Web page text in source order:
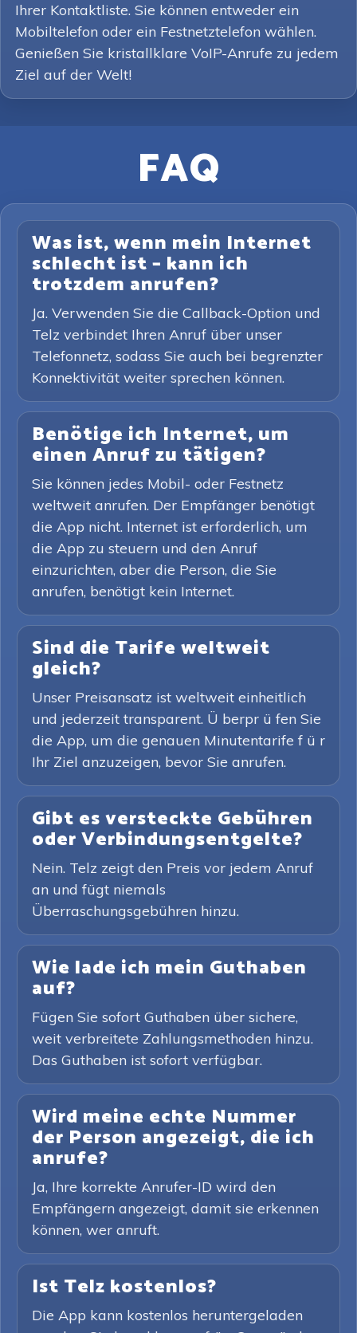
Ihrer Kontaktliste. Sie können entweder ein
Mobiltelefon oder ein Festnetztelefon wählen.
Genießen Sie kristallklare VoIP-Anrufe zu jedem
Ziel auf der Welt!
FAQ
Was ist, wenn mein Internet
schlecht ist – kann ich
trotzdem anrufen?
Ja. Verwenden Sie die Callback-Option und
Telz verbindet Ihren Anruf über unser
Telefonnetz, sodass Sie auch bei begrenzter
Konnektivität weiter sprechen können.
Benötige ich Internet, um
einen Anruf zu tätigen?
Sie können jedes Mobil- oder Festnetz
weltweit anrufen. Der Empfänger benötigt
die App nicht. Internet ist erforderlich, um
die App zu steuern und den Anruf
einzurichten, aber die Person, die Sie
anrufen, benötigt kein Internet.
Sind die Tarife weltweit
gleich?
Unser Preisansatz ist weltweit einheitlich
und jederzeit transparent. Ü berpr ü fen Sie
die App, um die genauen Minutentarife f ü r
Ihr Ziel anzuzeigen, bevor Sie anrufen.
Gibt es versteckte Gebühren
oder Verbindungsentgelte?
Nein. Telz zeigt den Preis vor jedem Anruf
an und fügt niemals
Überraschungsgebühren hinzu.
Wie lade ich mein Guthaben
auf?
Fügen Sie sofort Guthaben über sichere,
weit verbreitete Zahlungsmethoden hinzu.
Das Guthaben ist sofort verfügbar.
Wird meine echte Nummer
der Person angezeigt, die ich
anrufe?
Ja, Ihre korrekte Anrufer-ID wird den
Empfängern angezeigt, damit sie erkennen
können, wer anruft.
Ist Telz kostenlos?
Die App kann kostenlos heruntergeladen